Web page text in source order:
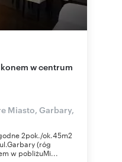
Miasto, Garbary,
2pok./ok.45m2
(róg
w pobliżuMi...